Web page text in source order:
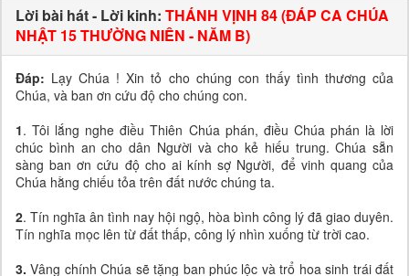
Lời bài hát - Lời kinh: THÁNH VỊNH 84 (ĐÁP CA CHÚA
NHẬT 15 THƯỜNG NIÊN - NĂM B)
Đáp: Lạy Chúa ! Xin tỏ cho chúng con thấy tình thương của
Chúa, và ban ơn cứu độ cho chúng con.
1. Tôi lắng nghe điều Thiên Chúa phán, điều Chúa phán là lời
chúc bình an cho dân Người và cho kẻ hiếu trung. Chúa sẵn
sàng ban ơn cứu độ cho ai kính sợ Người, để vinh quang của
Chúa hằng chiếu tỏa trên đất nước chúng ta.
2. Tín nghĩa ân tình nay hội ngộ, hòa bình công lý đã giao duyên.
Tín nghĩa mọc lên từ đất thấp, công lý nhìn xuống từ trời cao.
3. Vâng chính Chúa sẽ tặng ban phúc lộc và trổ hoa sinh trái đất